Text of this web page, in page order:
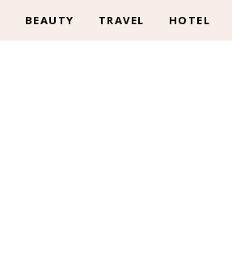
BEAUTY TRAVEL HOTEL